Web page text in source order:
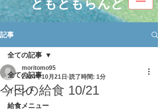
ともともらんど
記事
全ての記事
イベント
給食メニュー
全ての記事
今日の給食 10/21
moritomo95
2024年10月21日 読了時間: 1分